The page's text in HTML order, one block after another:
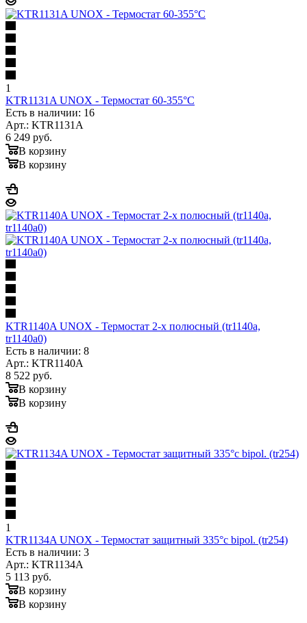
1
KTR1131A UNOX - Термостат 60-355°C
Есть в наличии: 16
Арт.: KTR1131A
6 249 руб.
В корзину
В корзину
KTR1140A UNOX - Термостат 2-х полюсный (tr1140a,
tr1140a0)
Есть в наличии: 8
Арт.: KTR1140A
8 522 руб.
В корзину
В корзину
1
KTR1134A UNOX - Термостат защитный 335°c bipol. (tr254)
Есть в наличии: 3
Арт.: KTR1134A
5 113 руб.
В корзину
В корзину